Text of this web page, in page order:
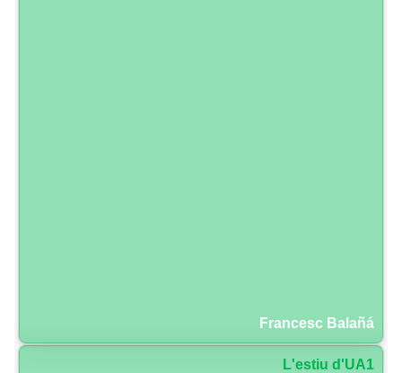
Francesc Balañá
L'estiu d'UA1